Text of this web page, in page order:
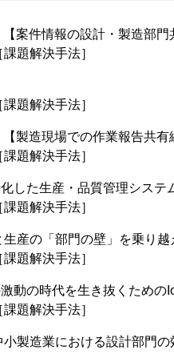
案件情報の設計・製造部門
題解決手法］
題解決手法］
製造現場での作業報告共有
題解決手法］
した生産・品質管理システ
題解決手法］
産の「部門の壁」を乗り
題解決手法］
動の時代を生き抜くための
題解決手法］
製造業における設計部門